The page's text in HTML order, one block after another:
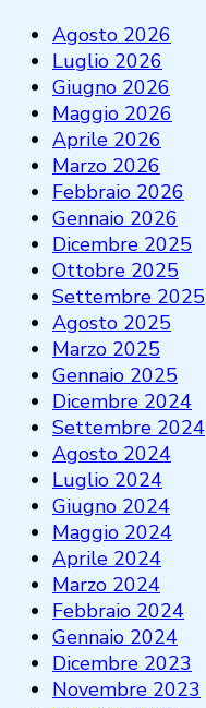
Agosto 2026
Luglio 2026
Giugno 2026
Maggio 2026
Aprile 2026
Marzo 2026
Febbraio 2026
Gennaio 2026
Dicembre 2025
Ottobre 2025
Settembre 2025
Agosto 2025
Marzo 2025
Gennaio 2025
Dicembre 2024
Settembre 2024
Agosto 2024
Luglio 2024
Giugno 2024
Maggio 2024
Aprile 2024
Marzo 2024
Febbraio 2024
Gennaio 2024
Dicembre 2023
Novembre 2023